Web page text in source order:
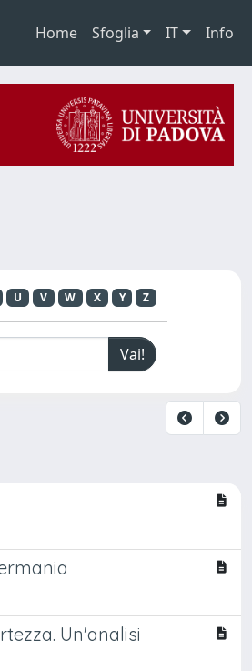
Home Sfoglia IT Info
U V W X Y Z
Un'analisi